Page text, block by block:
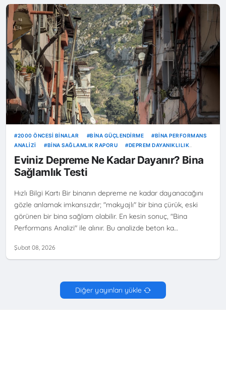
2000 ÖNCESI BINALAR BINA GÜÇLENDIRME
BINA PERFORMANS
ANALIZI
BINA SAĞLAMLIK RAPORU
DEPREM DAYANIKLILIK
TESTI
KENTSEL DÖNÜŞÜM
KOLON KIRIŞ KONTROLÜ
RISKLI YAPI TESPITI
Eviniz Depreme Ne Kadar Dayanır? Bina
Sağlamlık Testi
Hızlı Bilgi Kartı Bir binanın depreme ne kadar dayanacağını
gözle anlamak imkansızdır; "makyajlı" bir bina çürük, eski
görünen bir bina sağlam olabilir. En kesin sonuç, "Bina
Performans Analizi" ile alınır. Bu analizde beton ka…
Şubat 08, 2026
Diğer yayınları yükle